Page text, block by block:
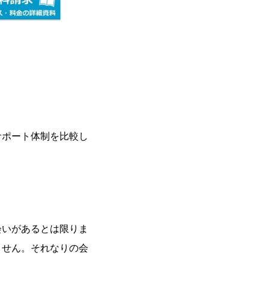
ート体制を比較し
があるとは限りま
ん。それなりの会